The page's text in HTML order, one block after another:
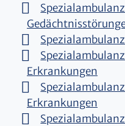
Erkrankungen
Erkrankungen